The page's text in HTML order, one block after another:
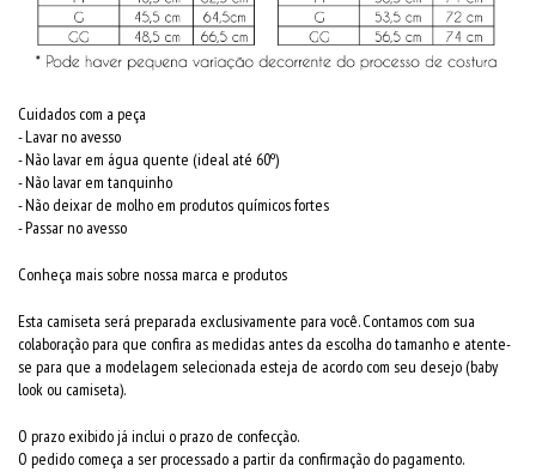
Cuidados com a peça
- Lavar no avesso
- Não lavar em água quente (ideal até 60º)
- Não lavar em tanquinho
- Não deixar de molho em produtos químicos fortes
- Passar no avesso
Conheça mais sobre nossa marca e produtos
Esta camiseta será preparada exclusivamente para você. Contamos com sua
colaboração para que confira as medidas antes da escolha do tamanho e atente-
se para que a modelagem selecionada esteja de acordo com seu desejo (baby
look ou camiseta).
O prazo exibido já inclui o prazo de confecção.
O pedido começa a ser processado a partir da confirmação do pagamento.